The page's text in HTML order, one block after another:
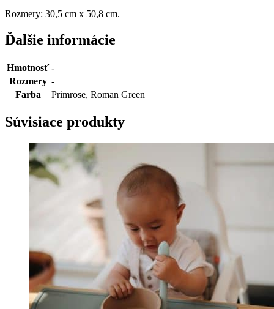
Rozmery: 30,5 cm x 50,8 cm.
Ďalšie informácie
Hmotnosť -
Rozmery -
Farba
Primrose, Roman Green
Súvisiace produkty